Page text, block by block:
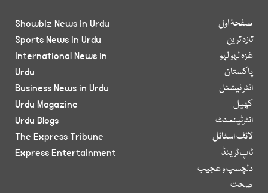
صفحۂ اول
تازہ ترین
غزہ لہو لہو
پاکستان
انٹر نیشنل
کھیل
انٹرٹینمنٹ
لائف اسٹائل
ٹاپ ٹرینڈ
دلچسپ و عجیب
صحت
Showbiz News in Urdu
Sports News in Urdu
International News in
Urdu
Business News in Urdu
Urdu Magazine
Urdu Blogs
The Express Tribune
Express Entertainment